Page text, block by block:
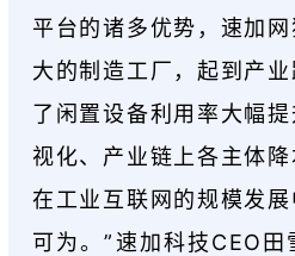
平台的诸多优势，速加
大的制造工厂，起到产
了闲置设备利用率大幅
视化、产业链上各主体降
在工业互联网的规模发
可为。”速加科技CEO